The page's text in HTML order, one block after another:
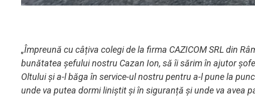
„Împreună cu câțiva colegi de la firma CAZICOM SRL din
bunătatea șefului nostru Cazan Ion, să îi sărim în ajutor
Oltului și a-l băga în service-ul nostru pentru a-l pune la
unde va putea dormi liniștit și în siguranță și unde va avea